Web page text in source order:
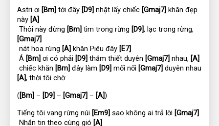
Astri ơi [Bm] tới đây [D9] nhặt lấy chiếc [Gmaj7] khăn đẹp
này [A]
Thôi này đừng [Bm] tìm trong rừng [D9]
[Gmaj7]
nát hoa rừng [A] khăn Piêu đây [E7]
Á [Bm] ơi có phải [D9] thắm thiết duyên [Gmaj7] nhau, [A]
chiếc khăn [Bm] đây làm [D9] mối nối [Gmaj7]
[A], thời tôi chờ.
([Bm] – [D9] – [Gmaj7] – [A])
Tiếng tôi vang rừng núi [Em9] sao không ai trả lời [Gmaj7]
Nhắn tin theo cùng gió [A]